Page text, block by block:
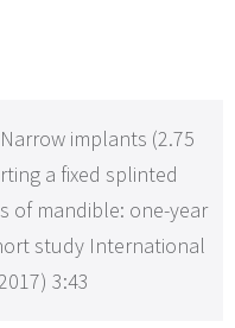
Narrow implants (2.75
a fixed splinted
of mandible: one-year
study International
3:43